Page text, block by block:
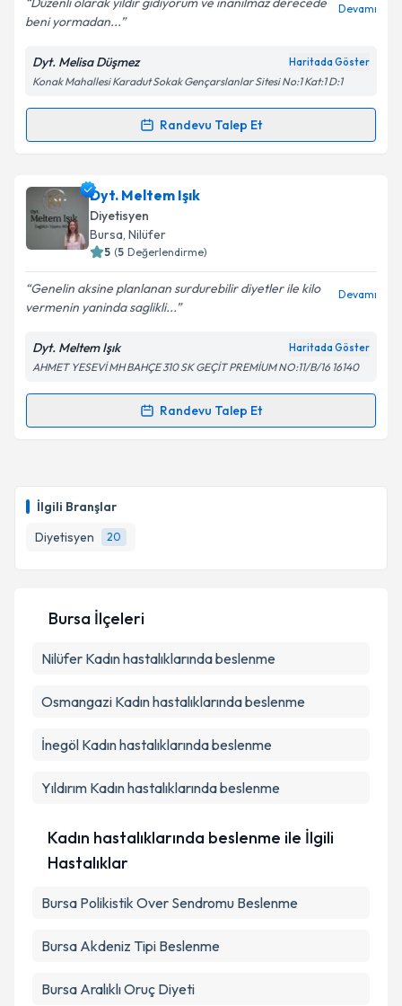
İlgili Branşlar
Diyetisyen
20
Kişisel verilerimin işlenmesine ilişkin
Aydınlatma
Metni'ni okudum ve kişisel verilerimin belirtilen
kapsamda işlenmesini kabul ediyorum.
beni yormadan...
Devamı
Dyt. Melisa Düşmez Haritada Göster
Konak Mahallesi Karadut Sokak Gençarslanlar Sitesi No:1 Kat:1 D:1
Randevu Talep Et
Randevu Takvimi Talebi
Dyt. Melisa Düşmeziçin randevu takvimi talebi
oluşturun. Size bu uzmandan randevu almanız için bir
takvim hazırlandığında e-posta ile bilgilendireceğiz.
Kişisel verilerimin işlenmesine ilişkin
Aydınlatma
Metni'ni okudum ve kişisel verilerimin belirtilen
kapsamda işlenmesini kabul ediyorum.
Dyt. Meltem Işık
Diyetisyen
Bursa, Nilüfer
5 (5 Değerlendirme)
Genelin aksine planlanan surdurebilir diyetler ile kilo
vermenin yaninda saglikli...
Devamı
Dyt. Meltem Işık Haritada Göster
AHMET YESEVİ MH BAHÇE 310 SK GEÇİT PREMİUM NO:11/B/16 16140
Randevu Talep Et
Randevu Takvimi Talebi
hazırlandığında e-posta ile bilgilendireceğiz.
E-posta Adresiniz
Metni'ni okudum ve kişisel verilerimin belirtilen
Bursa İlçeleri
Nilüfer Kadın hastalıklarında beslenme
Osmangazi Kadın hastalıklarında beslenme
İnegöl Kadın hastalıklarında beslenme
Yıldırım Kadın hastalıklarında beslenme
Kadın hastalıklarında beslenme ile İlgili
Hastalıklar
Bursa Polikistik Over Sendromu Beslenme
Bursa Akdeniz Tipi Beslenme
Bursa Aralıklı Oruç Diyeti